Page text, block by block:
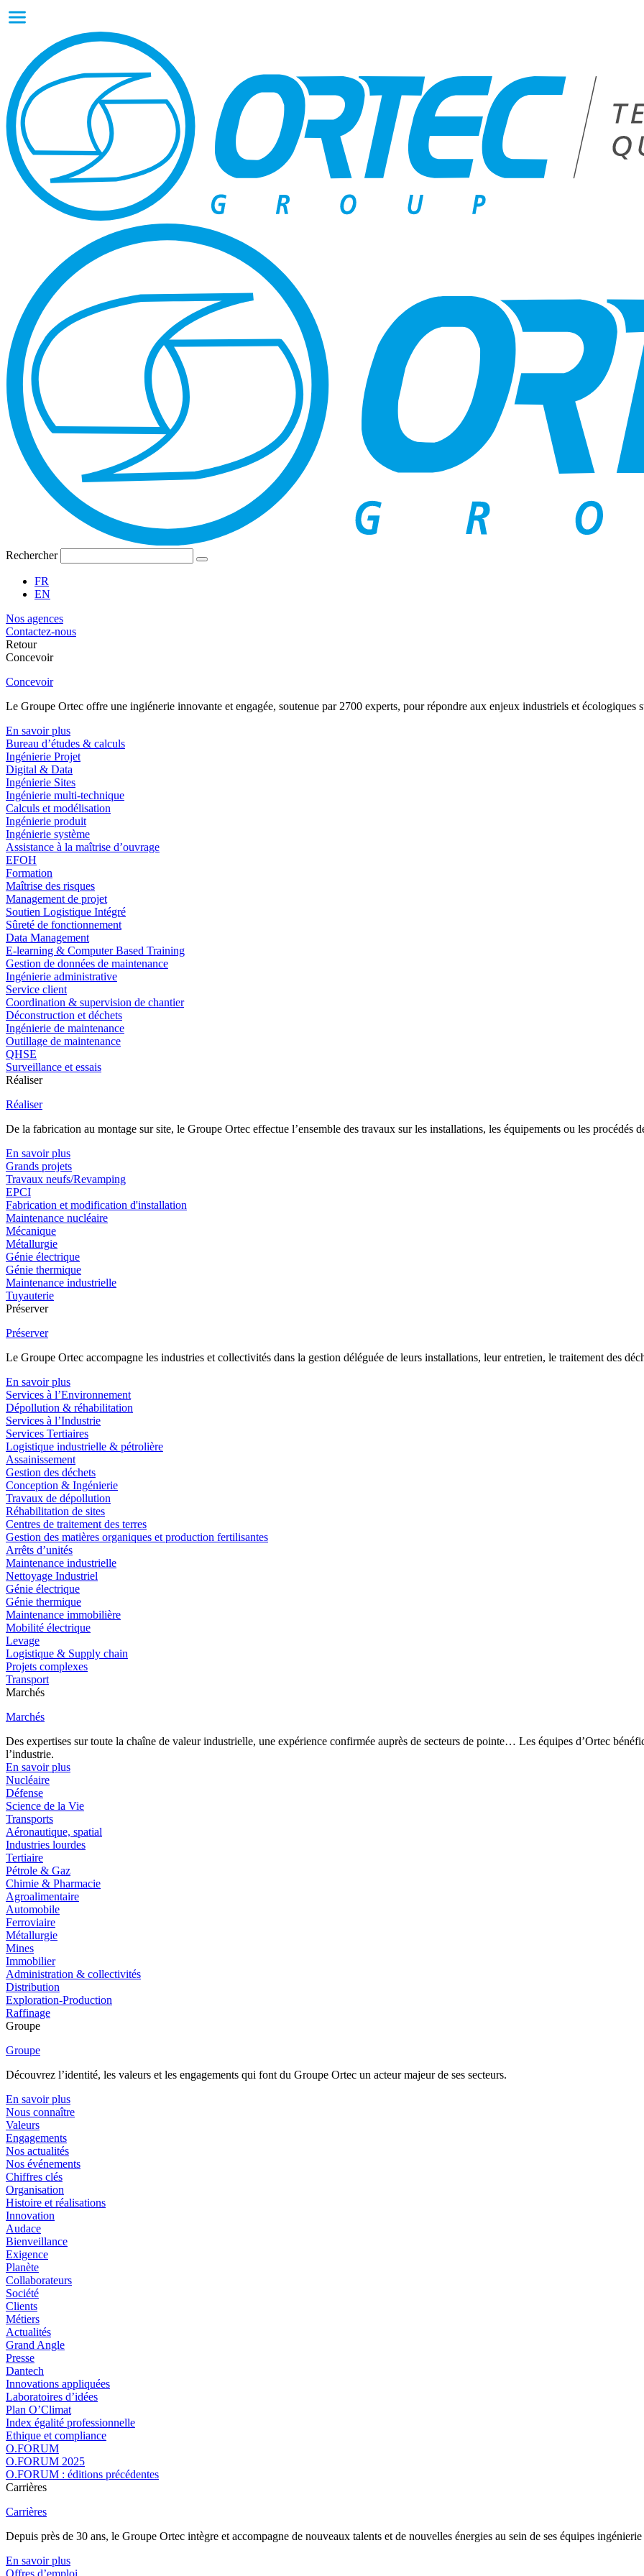
Rechercher
FR
EN
Nos agences
Contactez-nous
Retour
Concevoir
Concevoir
Le Groupe Ortec offre une ingiénerie innovante et engagée, soutenue par 2700 experts, pour répondre aux enjeux industriels et écologiques
En savoir plus
Bureau d’études & calculs
Ingénierie Projet
Digital & Data
Ingénierie Sites
Ingénierie multi-technique
Calculs et modélisation
Ingénierie produit
Ingénierie système
Assistance à la maîtrise d’ouvrage
EFOH
Formation
Maîtrise des risques
Management de projet
Soutien Logistique Intégré
Sûreté de fonctionnement
Data Management
E-learning & Computer Based Training
Gestion de données de maintenance
Ingénierie administrative
Service client
Coordination & supervision de chantier
Déconstruction et déchets
Ingénierie de maintenance
Outillage de maintenance
QHSE
Surveillance et essais
Réaliser
Réaliser
De la fabrication au montage sur site, le Groupe Ortec effectue l’ensemble des travaux sur les installations, les équipements ou les procédés
En savoir plus
Grands projets
Travaux neufs/Revamping
EPCI
Fabrication et modification d'installation
Maintenance nucléaire
Mécanique
Métallurgie
Génie électrique
Génie thermique
Maintenance industrielle
Tuyauterie
Préserver
Préserver
Le Groupe Ortec accompagne les industries et collectivités dans la gestion déléguée de leurs installations, leur entretien, le traitement des
En savoir plus
Services à l’Environnement
Dépollution & réhabilitation
Services à l’Industrie
Services Tertiaires
Logistique industrielle & pétrolière
Assainissement
Gestion des déchets
Conception & Ingénierie
Travaux de dépollution
Réhabilitation de sites
Centres de traitement des terres
Gestion des matières organiques et production fertilisantes
Arrêts d’unités
Maintenance industrielle
Nettoyage Industriel
Génie électrique
Génie thermique
Maintenance immobilière
Mobilité électrique
Levage
Logistique & Supply chain
Projets complexes
Transport
Marchés
Marchés
Des expertises sur toute la chaîne de valeur industrielle, une expérience confirmée auprès de secteurs de pointe… Les équipes d’Ortec
l’industrie.
En savoir plus
Nucléaire
Défense
Science de la Vie
Transports
Aéronautique, spatial
Industries lourdes
Tertiaire
Pétrole & Gaz
Chimie & Pharmacie
Agroalimentaire
Automobile
Ferroviaire
Métallurgie
Mines
Immobilier
Administration & collectivités
Distribution
Exploration-Production
Raffinage
Groupe
Groupe
Découvrez l’identité, les valeurs et les engagements qui font du Groupe Ortec un acteur majeur de ses secteurs.
En savoir plus
Nous connaître
Valeurs
Engagements
Nos actualités
Nos événements
Chiffres clés
Organisation
Histoire et réalisations
Innovation
Audace
Bienveillance
Exigence
Planète
Collaborateurs
Société
Clients
Métiers
Actualités
Grand Angle
Presse
Dantech
Innovations appliquées
Laboratoires d’idées
Plan O’Climat
Index égalité professionnelle
Ethique et compliance
O.FORUM
O.FORUM 2025
O.FORUM : éditions précédentes
Carrières
Carrières
Depuis près de 30 ans, le Groupe Ortec intègre et accompagne de nouveaux talents et de nouvelles énergies au sein de ses équipes
En savoir plus
Offres d’emploi